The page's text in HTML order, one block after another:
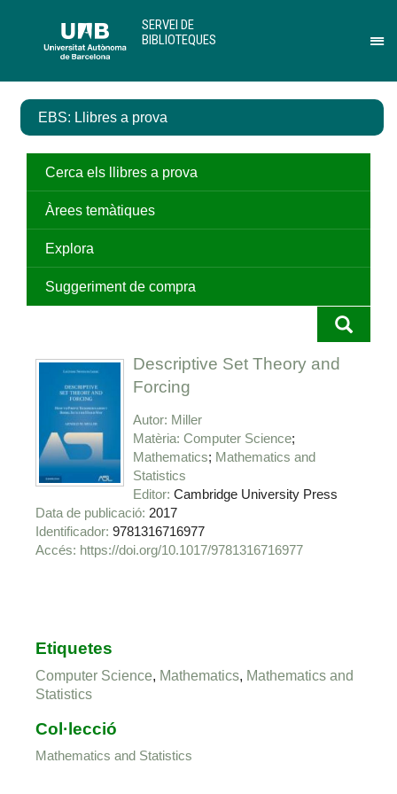
contingut
el
de
SERVEI DE
BIBLIOTEQUES
EBS: Llibres a prova
Cerca els llibres a prova
Àrees temàtiques
Explora
Suggeriment de compra
Descriptive Set Theory and
Forcing
Autor Miller
Matèria Computer Science
Mathematics Mathematics and
Statistics
Editor Cambridge University Press
Data de publicació 2017
Identificador 9781316716977
https://doi.org/10.1017/9781316716977
Etiquetes
Computer Science, Mathematics, Mathematics and
Statistics
Col·lecció
Mathematics and Statistics